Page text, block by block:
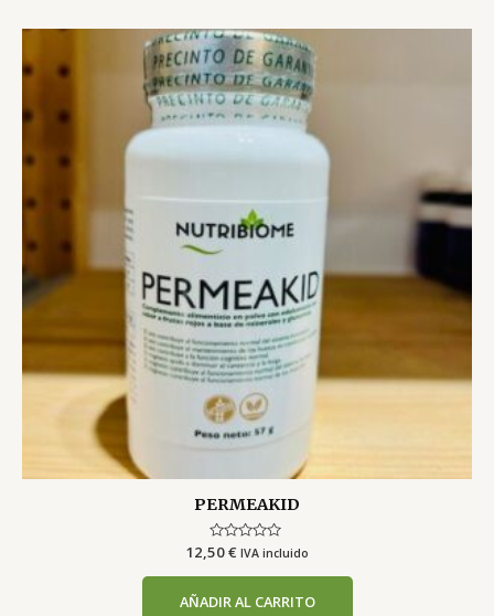
PERMEAKID
Valorado
0
5
12,50€ IVA incluido
AÑADIR AL CARRITO